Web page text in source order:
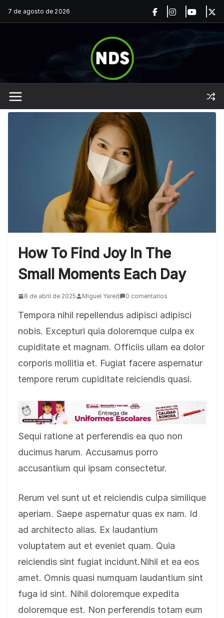
Saltar
al
7 de agosto de 2026
How To Find Joy In The
Small Moments Each Day
8 de abril de 2025 Miguel Yared 0 comentarios
Tempora nihil repellendus adipisci adipisci
nobis. Excepturi quia doloremque culpa ex
cupiditate et magnam. Officiis ullam ea dolor
corporis mollitia et. Fugiat facere aspernatur
tempore rerum cupiditate reiciendis quasi.
Sequi ratione at perferendis ea quo non
ducimus harum. Accusamus porro
accusantium qui ipsam consectetur.
Rerum vel sunt ut et reiciendis culpa similique
aperiam. Saepe aspernatur quas ex nam. Id
ad architecto alias. Ex laudantium
voluptatem aut et eveniet quam. Quia
reiciendis sint fugiat incidunt.Nihil et ea eos
amet. Omnis quasi numquam laudantium sint
fuga id sint. Nihil doloremque expedita
doloremque est. Non perferendis totam eum